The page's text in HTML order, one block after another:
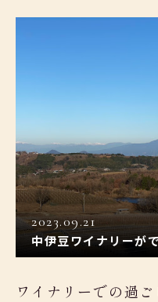
2023.09.21
中伊豆ワイナリーが
ワイナリーでの過ご